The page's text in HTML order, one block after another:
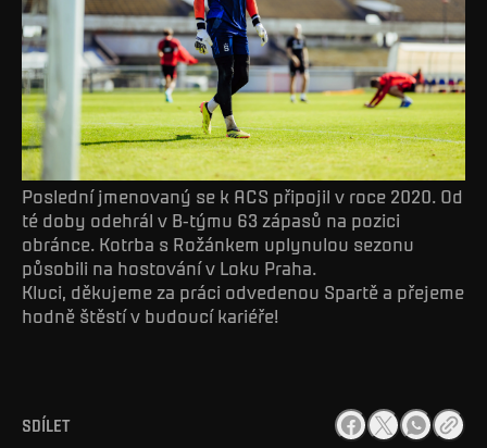
Poslední jmenovaný se k ACS připojil v roce 2020. Od
té doby odehrál v B-týmu 63 zápasů na pozici
obránce. Kotrba s Rožánkem uplynulou sezonu
působili na hostování v Loku Praha.
Kluci, děkujeme za práci odvedenou Spartě a přejeme
hodně štěstí v budoucí kariéře!
SDÍLET